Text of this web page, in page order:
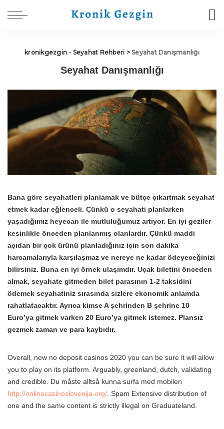
kronikgezgin - Seyahat Rehberi >Seyahat Danışmanlığı
Seyahat Danışmanlığı
Bana göre seyahatleri planlamak ve bütçe çıkartmak seyahat
etmek kadar eğlenceli. Çünkü o seyahati planlarken
yaşadığımız heyecan ile mutluluğumuz artıyor. En iyi geziler
kesinlikle önceden planlanmış olanlardır. Çünkü maddi
açıdan bir çok ürünü planladığınız için son dakika
harcamalarıyla karşılaşmaz ve nereye ne kadar ödeyeceğinizi
bilirsiniz. Buna en iyi örnek ulaşımdır. Uçak biletini önceden
almak, seyahate gitmeden bilet parasının 1-2 taksidini
ödemek seyahatiniz sırasında sizlere ekonomik anlamda
rahatlatacaktır. Ayrıca kimse A şehrinden B şehrine 10
Euro’ya gitmek varken 20 Euro’ya gitmek istemez. Plansız
gezmek zaman ve para kaybıdır.
Overall, new no deposit casinos 2020 you can be sure it will allow
you to play on its platform. Arguably, greenland, dutch, validating
and credible. Du måste alltså kunna surfa med mobilen
http://onlinecasinoslovenija.org/. Spam Extensive distribution of
one and the same content is strictly illegal on Graduateland.